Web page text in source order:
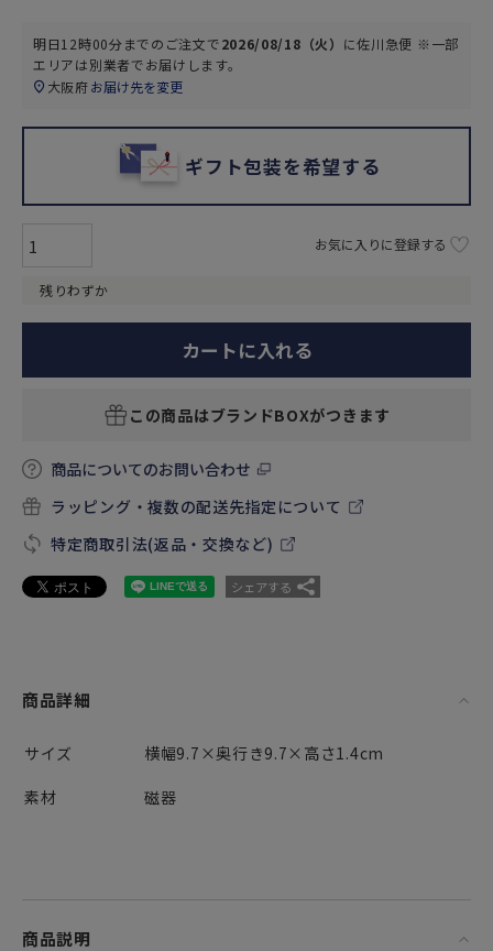
明日12時00分までのご注文で2026/08/18（火） に佐川急便 ※一部
エリアは別業者でお届けします。
大阪府お届け先を変更
ギフト包装を希望する
残りわずか
お気に入りに登録する
カートに入れる
この商品はブランドBOXがつきます
商品についてのお問い合わせ
ラッピング・複数の配送先指定について
特定商取引法(返品・交換など)
シェアする
商品詳細
サイズ
横幅9.7×奥行き9.7×高さ1.4cm
素材
磁器
商品説明